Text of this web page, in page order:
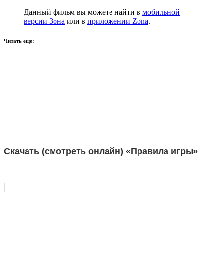
Данный фильм вы можете найти в мобильной
версии Зона или в приложении Zona.
Читать еще:
Скачать (смотреть онлайн) «Правила игры»